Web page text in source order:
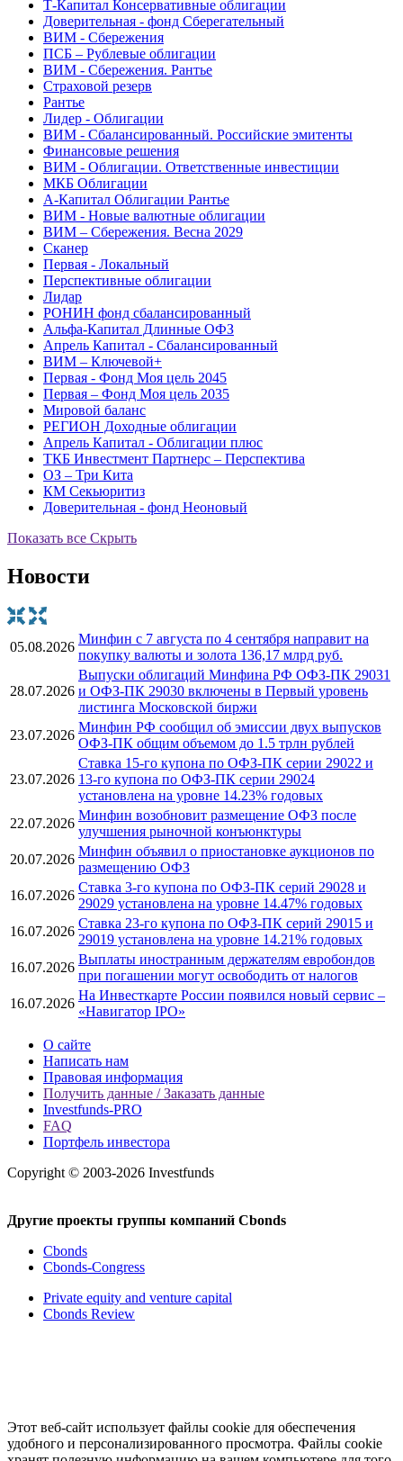
Т-Капитал Консервативные облигации
Доверительная - фонд Сберегательный
ВИМ - Сбережения
ПСБ – Рублевые облигации
ВИМ - Сбережения. Рантье
Страховой резерв
Рантье
Лидер - Облигации
ВИМ - Сбалансированный. Российские эмитенты
Финансовые решения
ВИМ - Облигации. Ответственные инвестиции
МКБ Облигации
А-Капитал Облигации Рантье
ВИМ - Новые валютные облигации
ВИМ – Сбережения. Весна 2029
Сканер
Первая - Локальный
Перспективные облигации
Лидар
РОНИН фонд сбалансированный
Альфа-Капитал Длинные ОФЗ
Апрель Капитал - Сбалансированный
ВИМ – Ключевой+
Первая - Фонд Моя цель 2045
Первая – Фонд Моя цель 2035
Мировой баланс
РЕГИОН Доходные облигации
Апрель Капитал - Облигации плюс
ТКБ Инвестмент Партнерс – Перспектива
ОЗ – Три Кита
КМ Секьюритиз
Доверительная - фонд Неоновый
Показать все Скрыть
Новости
05.08.2026
Минфин с 7 августа по 4 сентября направит на
покупку валюты и золота 136,17 млрд руб.
28.07.2026
Выпуски облигаций Минфина РФ ОФЗ-ПК 29031
и ОФЗ-ПК 29030 включены в Первый уровень
листинга Московской биржи
23.07.2026
Минфин РФ сообщил об эмиссии двух выпусков
ОФЗ-ПК общим объемом до 1.5 трлн рублей
23.07.2026
Ставка 15-го купона по ОФЗ-ПК серии 29022 и
13-го купона по ОФЗ-ПК серии 29024
установлена на уровне 14.23% годовых
22.07.2026
Минфин возобновит размещение ОФЗ после
улучшения рыночной конъюнктуры
20.07.2026
Минфин объявил о приостановке аукционов по
размещению ОФЗ
16.07.2026
Ставка 3-го купона по ОФЗ-ПК серий 29028 и
29029 установлена на уровне 14.47% годовых
16.07.2026
Ставка 23-го купона по ОФЗ-ПК серий 29015 и
29019 установлена на уровне 14.21% годовых
16.07.2026
Выплаты иностранным держателям евробондов
при погашении могут освободить от налогов
16.07.2026
На Инвесткарте России появился новый сервис –
«Навигатор IPO»
О сайте
Написать нам
Правовая информация
Получить данные / Заказать данные
Investfunds-PRO
FAQ
Портфель инвестора
Copyright © 2003-2026 Investfunds
Другие проекты группы компаний Cbonds
Cbonds
Cbonds-Congress
Private equity and venture capital
Cbonds Review
Этот веб-сайт использует файлы cookie для обеспечения
удобного и персонализированного просмотра. Файлы cookie